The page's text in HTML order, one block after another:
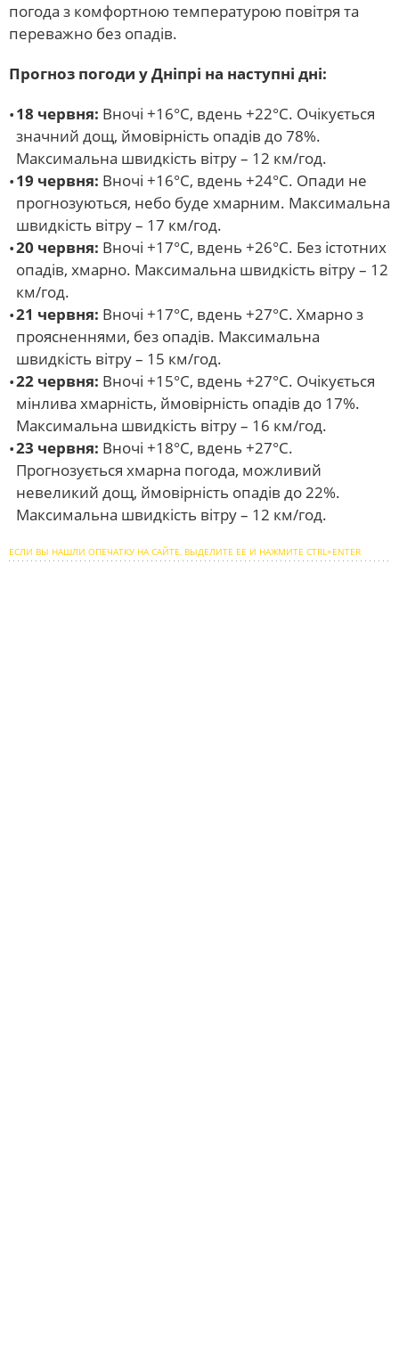
погода з комфортною температурою повітря та
переважно без опадів.
Прогноз погоди у Дніпрі на наступні дні:
18 червня: Вночі +16°С, вдень +22°С. Очікується
значний дощ, ймовірність опадів до 78%.
Максимальна швидкість вітру – 12 км/год.
19 червня: Вночі +16°С, вдень +24°С. Опади не
прогнозуються, небо буде хмарним. Максимальна
швидкість вітру – 17 км/год.
20 червня: Вночі +17°С, вдень +26°С. Без істотних
опадів, хмарно. Максимальна швидкість вітру – 12
км/год.
21 червня: Вночі +17°С, вдень +27°С. Хмарно з
проясненнями, без опадів. Максимальна
швидкість вітру – 15 км/год.
22 червня: Вночі +15°С, вдень +27°С. Очікується
мінлива хмарність, ймовірність опадів до 17%.
Максимальна швидкість вітру – 16 км/год.
23 червня: Вночі +18°С, вдень +27°С.
Прогнозується хмарна погода, можливий
невеликий дощ, ймовірність опадів до 22%.
Максимальна швидкість вітру – 12 км/год.
ЕСЛИ ВЫ НАШЛИ ОПЕЧАТКУ НА САЙТЕ, ВЫДЕЛИТЕ ЕЕ И НАЖМИТЕ CTRL+ENTER